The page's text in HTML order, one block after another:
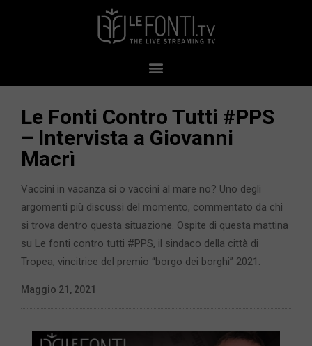
Le Fonti Contro Tutti #PPS​​
– Intervista a Giovanni
Macrì
Vaccini in vacanza si o vaccini al mare no? Uno degli
argomenti più discussi del momento, commentato da chi
si trova dentro questa situazione. Ospite di questa mattina
su Le fonti contro tutti #PPS, il sindaco della città di
Tropea, vincitrice del premio “borgo dei borghi” 2021.
Maggio 21, 2021